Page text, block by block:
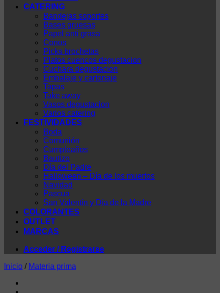
CATERING
Bandejas soportes
Bases gruesas
Papel anti grasa
Conos
Picks brochetas
Platos cuencos degustacion
Cuchara degustacion
Embalaje y cartonaje
Tapas
Take away
Vasos degustacion
Varios catering
FESTIVIDADES
Boda
Comunión
Cumpleaños
Bautizo
Día del Padre
Halloween – Día de los muertos
Navidad
Pascua
San Valentín y Día de la Madre
COLORANTES
OUTLET
MARCAS
Acceder / Registrarse
Inicio / Materia prima